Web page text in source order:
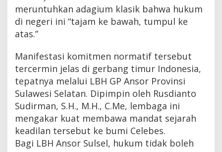
meruntuhkan adagium klasik bahwa hukum
di negeri ini “tajam ke bawah, tumpul ke
atas.”
Manifestasi komitmen normatif tersebut
tercermin jelas di gerbang timur Indonesia,
tepatnya melalui LBH GP Ansor Provinsi
Sulawesi Selatan. Dipimpin oleh Rusdianto
Sudirman, S.H., M.H., C.Me, lembaga ini
mengakar kuat membawa mandat sejarah
keadilan tersebut ke bumi Celebes.
Bagi LBH Ansor Sulsel, hukum tidak boleh